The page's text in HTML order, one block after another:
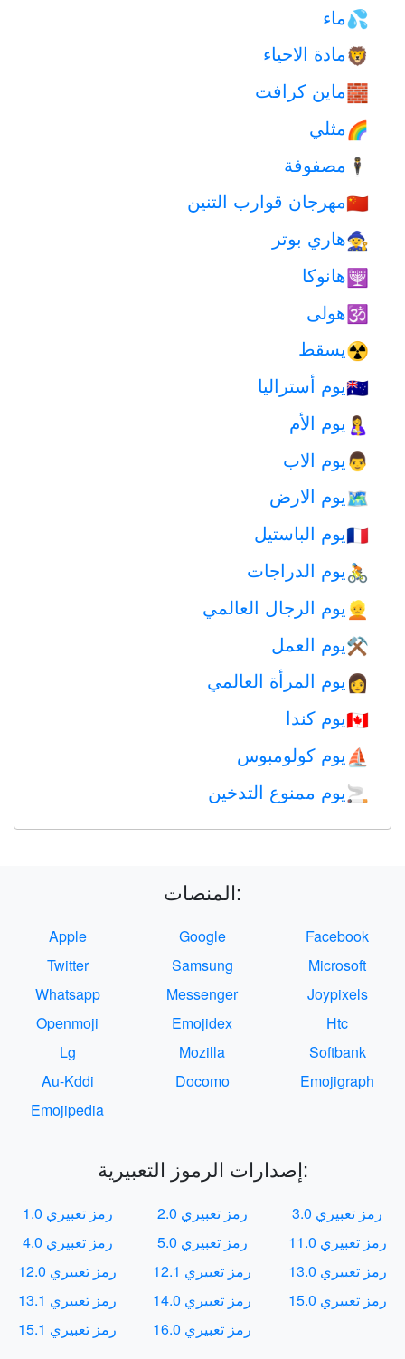
💦ماء
🦁مادة الاحياء
🧱ماين كرافت
🌈مثلي
🕴️ مصفوفة
🇨🇳مهرجان قوارب التنين
🧙هاري بوتر
🕎هانوكا
🕉هولى
☢️يسقط
🇦🇺يوم أستراليا
🤱 يوم الأم
👨 يوم الاب
🗺️يوم الارض
🇫🇷يوم الباستيل
🚴يوم الدراجات
👱 يوم الرجال العالمي
⚒️يوم العمل
👩 يوم المرأة العالمي
🇨🇦يوم كندا
⛵️ يوم كولومبوس
🚬يوم ممنوع التدخين
المنصات:
Apple Google
Facebook
Twitter
Samsung
Microsoft
Whatsapp
Messenger
Joypixels
Openmoji
Emojidex
Htc
Lg
Mozilla
Softbank
Au-Kddi
Docomo
Emojigraph
Emojipedia
إصدارات الرموز التعبيرية:
رمز تعبيري 1.0 رمز تعبيري 2.0
رمز تعبيري 3.0
رمز تعبيري 4.0
رمز تعبيري 5.0
رمز تعبيري 11.0
رمز تعبيري 12.0
رمز تعبيري 12.1
رمز تعبيري 13.0
رمز تعبيري 13.1
رمز تعبيري 14.0
رمز تعبيري 15.0
رمز تعبيري 15.1
رمز تعبيري 16.0